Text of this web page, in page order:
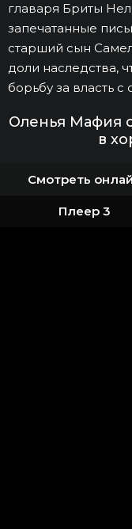
главаря Бриты
запечатанные
старший сын
доли наследства,
борьбу за власть
Оленья Мафия
в
Смотреть
Плеер 3